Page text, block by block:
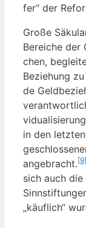
fer“ der
Gro­ße
Berei­che der
chen,
Bezie­hung
de
in den
an­ge­bracht.[9]
sich auch
„käuf­lich“